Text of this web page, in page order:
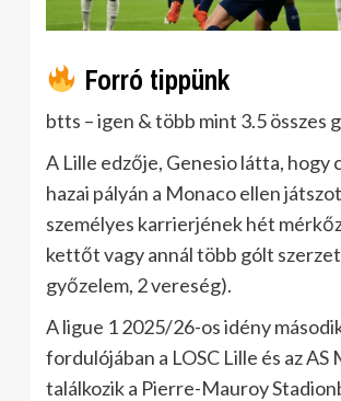
Forró tippünk
btts – igen & több mint 3.5 összes
A Lille edzője, Genesio látta, hogy
hazai pályán a Monaco ellen
személyes karrierjének hét
kettőt vagy annál több gólt
győzelem, 2 vereség).
A ligue 1 2025/26-os idény
fordulójában a LOSC Lille és az AS
találkozik a Pierre-Mauroy